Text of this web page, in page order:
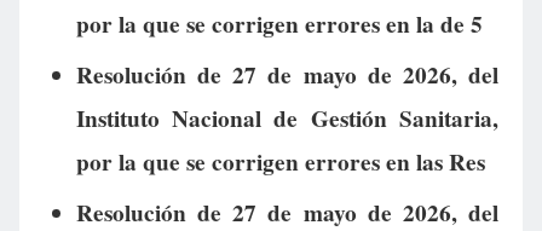
por la que se corrigen errores en la de 5
Resolución de 27 de mayo de 2026, del
Instituto Nacional de Gestión Sanitaria,
por la que se corrigen errores en las Res
Resolución de 27 de mayo de 2026, del